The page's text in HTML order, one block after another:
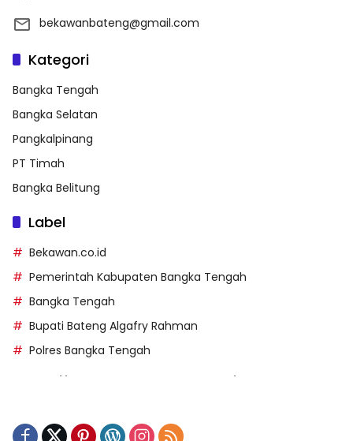
bekawanbateng@gmail.com
Kategori
Bangka Tengah
Bangka Selatan
Pangkalpinang
PT Timah
Bangka Belitung
Label
Bekawan.co.id
Pemerintah Kabupaten Bangka Tengah
Bangka Tengah
Bupati Bateng Algafry Rahman
Polres Bangka Tengah
https://kecsitim.sitarokab.go.id/